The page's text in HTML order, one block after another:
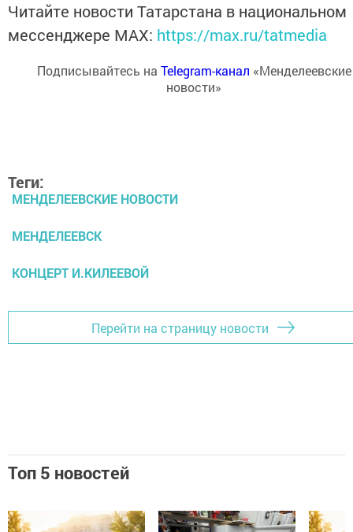
Читайте новости Татарстана в национальном
мессенджере MАХ: https://max.ru/tatmedia
Подписывайтесь на Telegram-канал «Менделеевские
новости»
Теги:
МЕНДЕЛЕЕВСКИЕ НОВОСТИ
МЕНДЕЛЕЕВСК
КОНЦЕРТ И.КИЛЕЕВОЙ
Перейти на страницу новости
Топ 5 новостей